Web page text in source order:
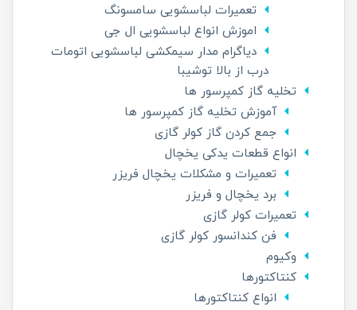
تعمیرات لباسشویی سامسونگ
اموزش انواع لباسشویی ال جی
دیاگرام مدار سیمکشی لباسشویی اتومات
درب از بالا توشیبا
تخلیه گاز کمپرسور ها
آموزش تخلیه گاز کمپرسور ها
جمع کردن گاز کولر گازی
انواع قطعات یدکی یخچال
تعمیرات و مشکلات یخچال فریزر
برد یخچال و فریزر
تعمیرات کولر گازی
فن کندانسور کولر گازی
وکیوم
کنتاکتورها
انواع کنتاکتورها